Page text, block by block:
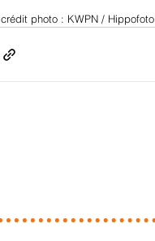
crédit photo : KWPN / Hippofoto